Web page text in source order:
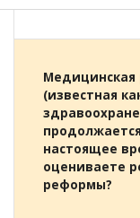
Медицинская
(известная
настоящее
оцениваете
реформы?